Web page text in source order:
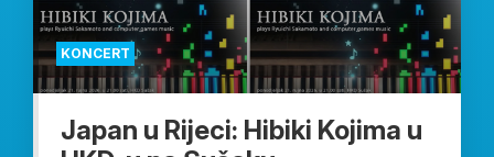
KONCERT
Japan u Rijeci: Hibiki Kojima u